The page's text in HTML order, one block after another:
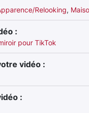
Relooking,
:
pour TikTok
vidéo :
: